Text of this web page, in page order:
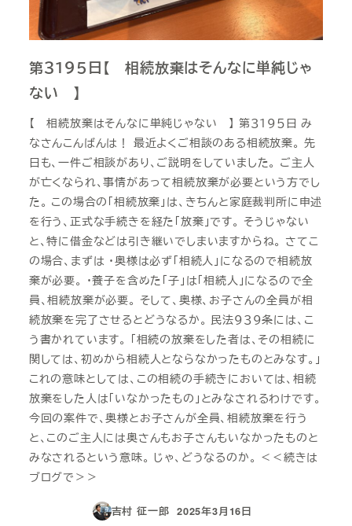
第３１９５日【 相続放棄はそんなに単純じゃ
ない 】
【 相続放棄はそんなに単純じゃない 】 第３１９５日 み
なさんこんばんは！ 最近よくご相談のある相続放棄。 先
日も、一件ご相談があり、ご説明をしていました。 ご主人
が亡くなられ、事情があって相続放棄が必要という方でし
た。 この場合の「相続放棄」は、きちんと家庭裁判所に申述
を行う、正式な手続きを経た「放棄」です。 そうじゃない
と、特に借金などは引き継いでしまいますからね。 さてこ
の場合、まずは ・奥様は必ず「相続人」になるので相続放
棄が必要。 ・養子を含めた「子」は「相続人」になるので全
員、相続放棄が必要。 そして、奥様、お子さんの全員が相
続放棄を完了させるとどうなるか。 民法９３９条には、こ
う書かれています。 「相続の放棄をした者は、その相続に
関しては、初めから相続人とならなかったものとみなす。」
これの意味としては、この相続の手続きにおいては、相続
放棄をした人は「いなかったもの」とみなされるわけです。
今回の案件で、奥様とお子さんが全員、相続放棄を行う
と、このご主人には奥さんもお子さんもいなかったものと
みなされるという意味。 じゃ、どうなるのか。 ＜＜続きは
ブログで＞＞
吉村 征一郎
投稿日
2025年3月16日